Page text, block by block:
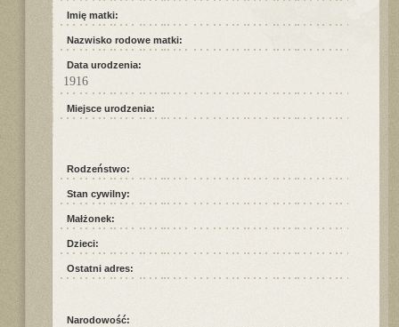
Imię matki:
Nazwisko rodowe matki:
Data urodzenia:
1916
Miejsce urodzenia:
Rodzeństwo:
Stan cywilny:
Małżonek:
Dzieci:
Ostatni adres:
Narodowość: